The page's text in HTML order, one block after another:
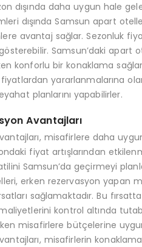
dışında daha uygun hale
dışında Samsun apart
avantaj sağlar. Sezonluk
Samsun’daki apart
konforlu bir konaklama sağlar.
yararlanmalarına
planlarını yapabilirler.
Avantajları
misafirlere daha
fiyat artışlarından
Samsun’da geçirmeyi
erken rezervasyon yapan
sağlamaktadır. Bu
kontrol altında
misafirlere bütçelerine
misafirlerin